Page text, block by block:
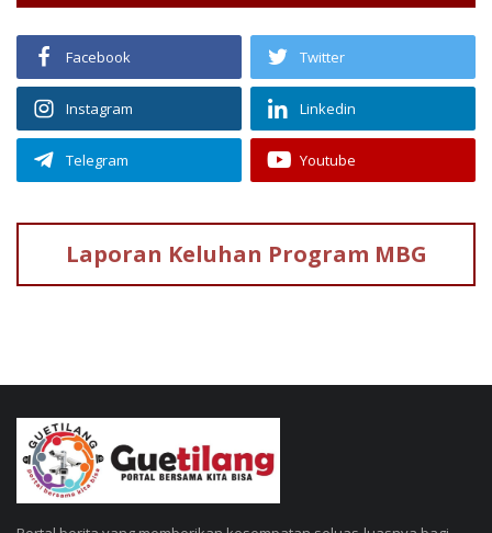
Facebook Twitter
Instagram Linkedin
Telegram Youtube
Laporan Keluhan Program MBG